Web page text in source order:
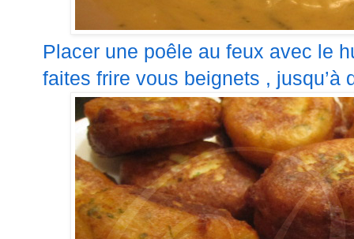
Placer une poêle au feux avec le
faites frire vous beignets , jusqu’à